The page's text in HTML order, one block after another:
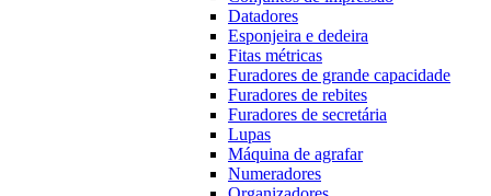
Datadores
Esponjeira e dedeira
Fitas métricas
Furadores de grande capacidade
Furadores de rebites
Furadores de secretária
Lupas
Máquina de agrafar
Numeradores